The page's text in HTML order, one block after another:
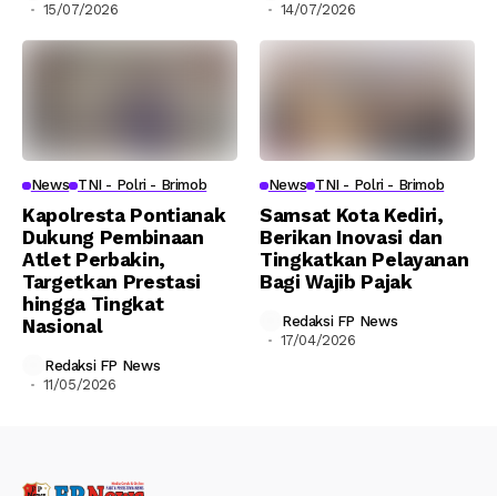
15/07/2026
14/07/2026
News TNI - Polri - Brimob
Kapolresta Pontianak
Dukung Pembinaan
Atlet Perbakin,
Targetkan Prestasi
hingga Tingkat
Nasional
Redaksi FP News
11/05/2026
News TNI - Polri - Brimob
Samsat Kota Kediri,
Berikan Inovasi dan
Tingkatkan Pelayanan
Bagi Wajib Pajak
Redaksi FP News
17/04/2026